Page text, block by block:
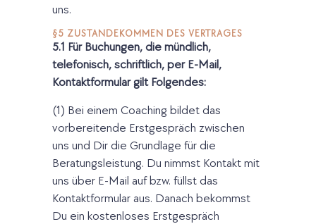
uns.
§5 ZUSTANDEKOMMEN DES VERTRAGES
5.1 Für Buchungen, die mündlich,
telefonisch, schriftlich, per E-Mail,
Kontaktformular gilt Folgendes:
(1) Bei einem Coaching bildet das
vorbereitende Erstgespräch zwischen
uns und Dir die Grundlage für die
Beratungsleistung. Du nimmst Kontakt mit
uns über E-Mail auf bzw. füllst das
Kontaktformular aus. Danach bekommst
Du ein kostenloses Erstgespräch